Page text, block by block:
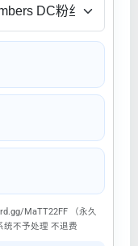
MaTT22FF （永久
不予处理 不退费